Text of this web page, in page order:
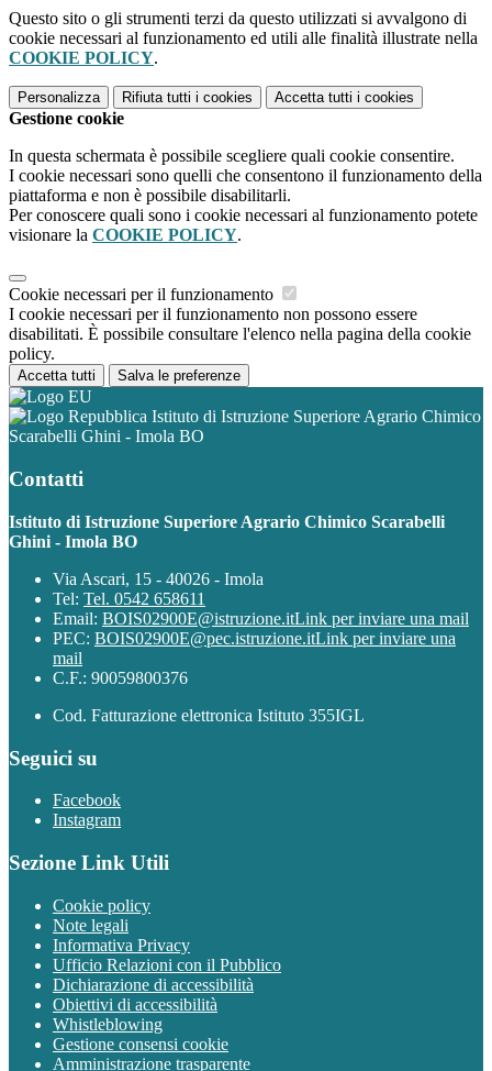
Questo sito o gli strumenti terzi da questo utilizzati si avvalgono di
cookie necessari al funzionamento ed utili alle finalità illustrate nella
COOKIE POLICY.
Personalizza Rifiuta tutti i cookies Accetta tutti i cookies
Gestione cookie
In questa schermata è possibile scegliere quali cookie consentire.
I cookie necessari sono quelli che consentono il funzionamento della
piattaforma e non è possibile disabilitarli.
Per conoscere quali sono i cookie necessari al funzionamento potete
visionare la COOKIE POLICY.
Cookie necessari per il funzionamento
I cookie necessari per il funzionamento non possono essere
disabilitati. È possibile consultare l'elenco nella pagina della cookie
policy.
Accetta tutti Salva le preferenze
Istituto di Istruzione Superiore Agrario Chimico
Scarabelli Ghini - Imola BO
Contatti
Istituto di Istruzione Superiore Agrario Chimico Scarabelli
Ghini - Imola BO
Via Ascari, 15 - 40026 - Imola
Tel: Tel. 0542 658611
Email: BOIS02900E@istruzione.itLink per inviare una mail
PEC: BOIS02900E@pec.istruzione.itLink per inviare una
mail
C.F.: 90059800376
Cod. Fatturazione elettronica Istituto 355IGL
Seguici su
Facebook
Instagram
Sezione Link Utili
Cookie policy
Note legali
Informativa Privacy
Ufficio Relazioni con il Pubblico
Dichiarazione di accessibilità
Obiettivi di accessibilità
Whistleblowing
Gestione consensi cookie
Amministrazione trasparente